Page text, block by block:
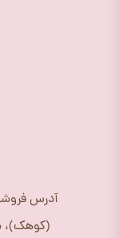
آدرس
(کوهک)،